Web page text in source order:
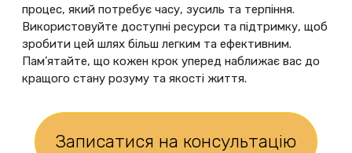
процес, який потребує часу, зусиль та терпіння.
Використовуйте доступні ресурси та підтримку, щоб
зробити цей шлях більш легким та ефективним.
Пам’ятайте, що кожен крок уперед наближає вас до
кращого стану розуму та якості життя.
Записатися на консультацію